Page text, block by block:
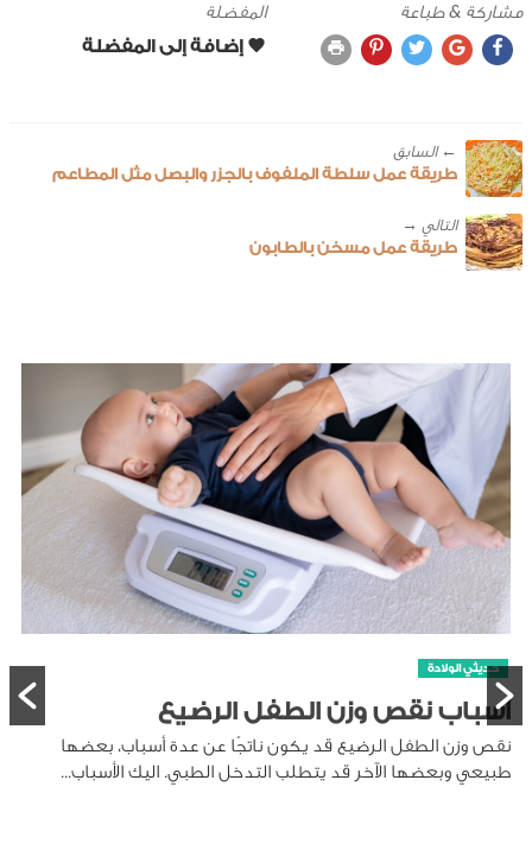
مشاركة & طباعة المفضلة
← ‎السابق
طريقة عمل سلطة الملفوف بالجزر والبصل مثل المطاعم
طريقة عمل مسخن بالطابون
حديثي الولادة
أسباب نقص وزن الطفل الرضيع
نقص وزن الطفل الرضيع قد يكون ناتجًا عن عدة أسباب، بعضها
طبيعي وبعضها الآخر قد يتطلب التدخل الطبي. اليك الأسباب...